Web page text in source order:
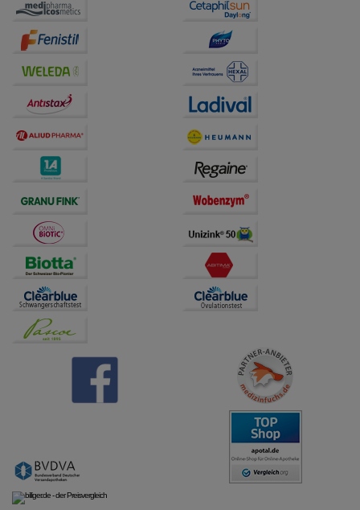
auf unserer Website aber auch die Werbung auf
Drittseiten möglichst relevant für Sie zu gestalten.
Bitte beachten Sie, dass Daten hierfür teilweise an
übertragen werden.